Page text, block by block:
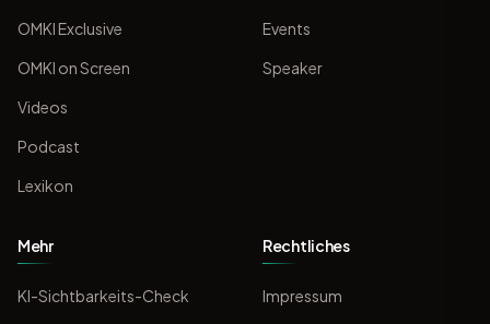
OMKI Exclusive
OMKI on Screen
Videos
Podcast
Lexikon
Events
Speaker
Mehr
KI-Sichtbarkeits-Check
Rechtliches
Impressum